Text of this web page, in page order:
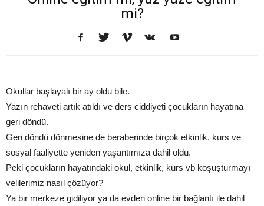
mi?
Okullar başlayalı bir ay oldu bile.
Yazın rehaveti artık atıldı ve ders ciddiyeti çocukların hayatına
geri döndü.
Geri döndü dönmesine de beraberinde birçok etkinlik, kurs ve
sosyal faaliyette yeniden yaşantımıza dahil oldu.
Peki çocukların hayatındaki okul, etkinlik, kurs vb koşuşturmayı
velilerimiz nasıl çözüyor?
Ya bir merkeze gidiliyor ya da evden online bir bağlantı ile dahil